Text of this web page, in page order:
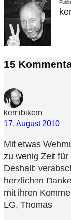
15
kernibikern
17. August 2010
Mit etwas
zu wenig Zeit
Deshalb
herzlichen
mit ihren
LG, Thomas